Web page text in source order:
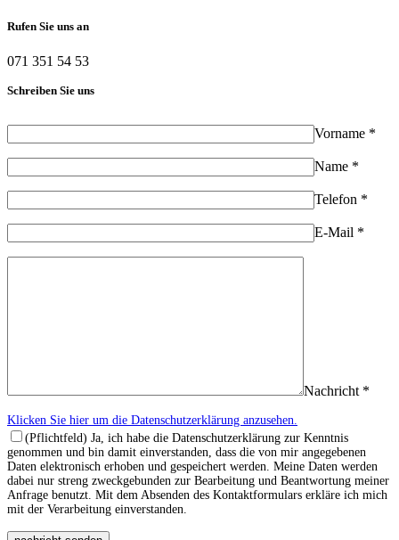
Rufen Sie uns an
071 351 54 53
Schreiben Sie uns
Vorname *
Name *
Telefon *
E-Mail *
Nachricht *
Klicken Sie hier um die Datenschutzerklärung anzusehen.
(Pflichtfeld) Ja, ich habe die Datenschutzerklärung zur Kenntnis
genommen und bin damit einverstanden, dass die von mir angegebenen
Daten elektronisch erhoben und gespeichert werden. Meine Daten werden
dabei nur streng zweckgebunden zur Bearbeitung und Beantwortung meiner
Anfrage benutzt. Mit dem Absenden des Kontaktformulars erkläre ich mich
mit der Verarbeitung einverstanden.